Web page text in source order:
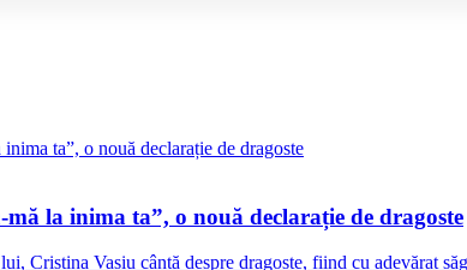
la inima ta”, o nouă declarație de dragoste
Cristina Vasiu cântă despre dragoste, fiind cu adevărat